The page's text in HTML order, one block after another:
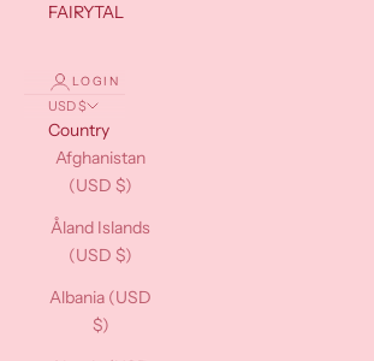
FAIRYTALES
LOGIN
USD $
Country
Afghanistan
(USD $)
Åland Islands
(USD $)
Albania (USD
$)